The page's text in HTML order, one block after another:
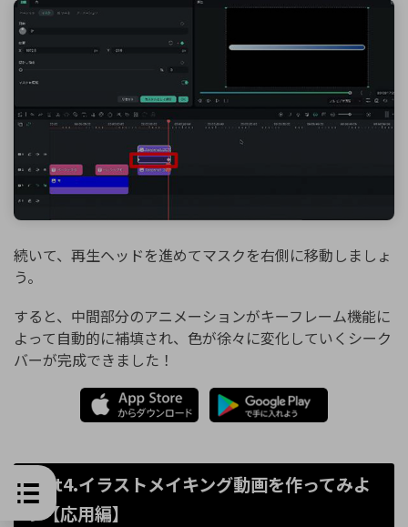
続いて、再生ヘッドを進めてマスクを右側に移動しましょ
う。
すると、中間部分のアニメーションがキーフレーム機能に
よって自動的に補填され、色が徐々に変化していくシーク
バーが完成できました！
Part4.イラストメイキング動画を作ってみよ
う【応用編】